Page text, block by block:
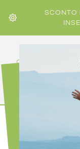
SCONTO
HOME /DONNA /